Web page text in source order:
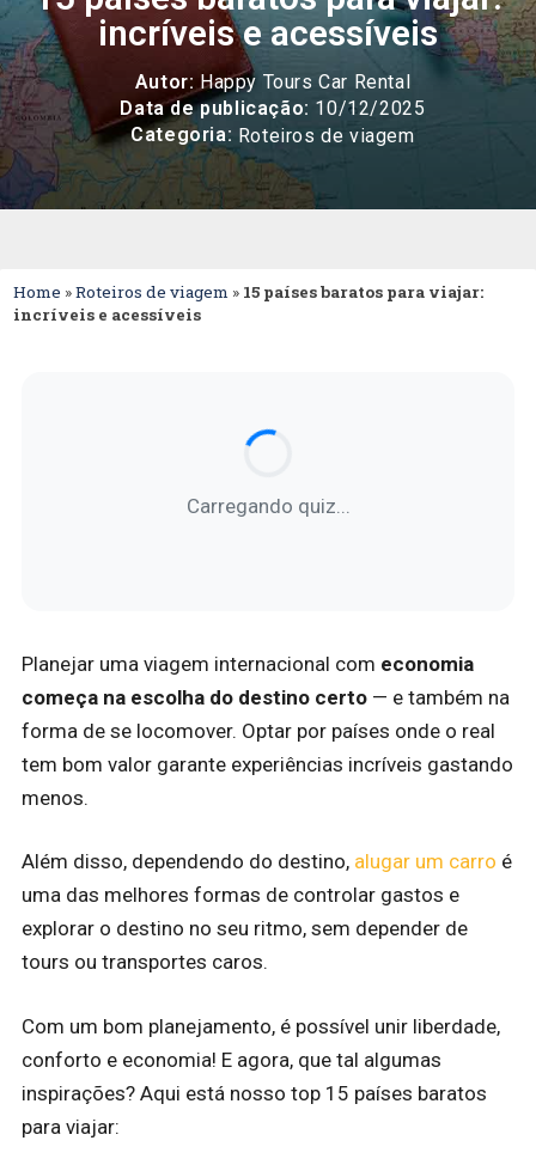
incríveis e acessíveis
Autor: Happy Tours Car Rental
Data de publicação: 10/12/2025
Categoria: Roteiros de viagem
Home »Roteiros de viagem » 15 países baratos para viajar:
incríveis e acessíveis
Carregando quiz...
Planejar uma viagem internacional com economia
começa na escolha do destino certo — e também na
forma de se locomover. Optar por países onde o real
tem bom valor garante experiências incríveis gastando
menos.
Além disso, dependendo do destino, alugar um carro é
uma das melhores formas de controlar gastos e
explorar o destino no seu ritmo, sem depender de
tours ou transportes caros.
Com um bom planejamento, é possível unir liberdade,
conforto e economia! E agora, que tal algumas
inspirações? Aqui está nosso top 15 países baratos
para viajar: